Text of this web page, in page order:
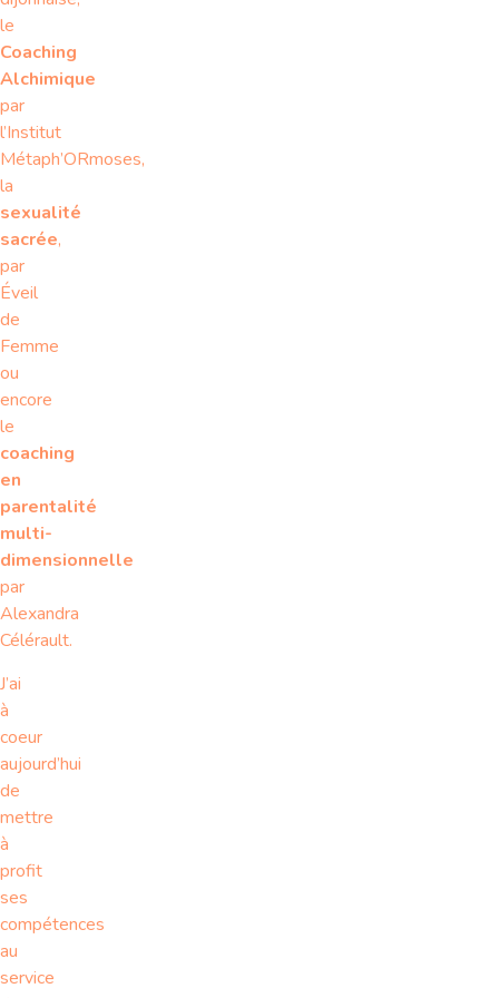
le
Coaching
Alchimique
par
l’Institut
Métaph’ORmoses,
la
sexualité
sacrée,
par
Éveil
de
Femme
ou
encore
le
coaching
en
parentalité
multi-
dimensionnelle
par
Alexandra
Célérault.
J’ai
à
coeur
aujourd’hui
de
mettre
à
profit
ses
compétences
au
service